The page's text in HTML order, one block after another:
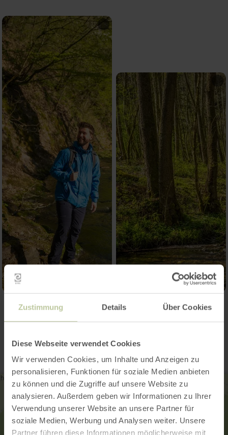
Zustimmung Details Über Cookies
Diese Webseite verwendet Cookies
Wir verwenden Cookies, um Inhalte und Anzeigen zu
personalisieren, Funktionen für soziale Medien anbieten
zu können und die Zugriffe auf unsere Website zu
analysieren. Außerdem geben wir Informationen zu Ihrer
Verwendung unserer Website an unsere Partner für
soziale Medien, Werbung und Analysen weiter. Unsere
Partner führen diese Informationen möglicherweise mit
Contact